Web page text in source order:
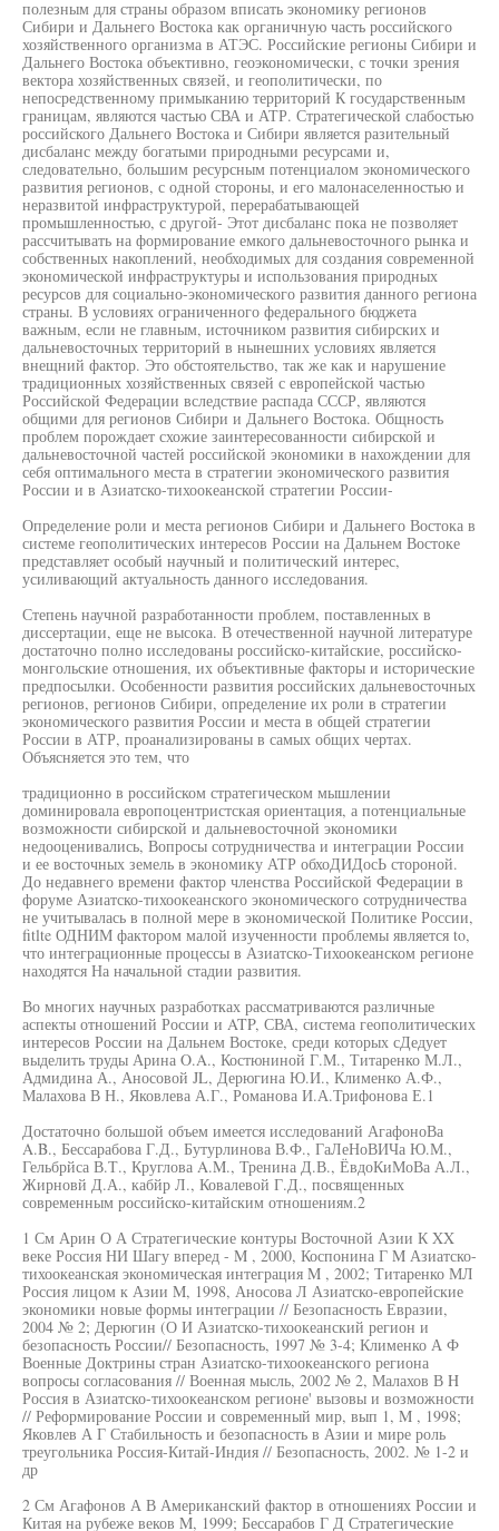
полезным для страны образом вписать экономику регионов
Сибири и Дальнего Востока как органичную часть российского
хозяйственного организма в АТЭС. Российские регионы Сибири и
Дальнего Востока объективно, геоэкономически, с точки зрения
вектора хозяйственных связей, и геополитически, по
непосредственному примыканию территорий К государственным
границам, являются частью СВА и АТР. Стратегической слабостью
российского Дальнего Востока и Сибири является разительный
дисбаланс между богатыми природными ресурсами и,
следовательно, большим ресурсным потенциалом экономического
развития регионов, с одной стороны, и его малонаселенностью и
неразвитой инфраструктурой, перерабатывающей
промышленностью, с другой- Этот дисбаланс пока не позволяет
рассчитывать на формирование емкого дальневосточного рынка и
собственных накоплений, необходимых для создания современной
экономической инфраструктуры и использования природных
ресурсов для социально-экономического развития данного региона
страны. В условиях ограниченного федерального бюджета
важным, если не главным, источником развития сибирских и
дальневосточных территорий в нынешних условиях является
внещний фактор. Это обстоятельство, так же как и нарушение
традиционных хозяйственных связей с европейской частью
Российской Федерации вследствие распада СССР, являются
общими для регионов Сибири и Дальнего Востока. Общность
проблем порождает схожие заинтересованности сибирской и
дальневосточной частей российской экономики в нахождении для
себя оптимального места в стратегии экономического развития
России и в Азиатско-тихоокеанской стратегии России-
Определение роли и места регионов Сибири и Дальнего Востока в
системе геополитических интересов России на Дальнем Востоке
представляет особый научный и политический интерес,
усиливающий актуальность данного исследования.
Степень научной разработанности проблем, поставленных в
диссертации, еще не высока. В отечественной научной литературе
достаточно полно исследованы российско-китайские, российско-
монгольские отношения, их объективные факторы и исторические
предпосылки. Особенности развития российских дальневосточных
регионов, регионов Сибири, определение их роли в стратегии
экономического развития России и места в общей стратегии
России в АТР, проанализированы в самых общих чертах.
Объясняется это тем, что
традиционно в российском стратегическом мышлении
доминировала европоцентристская ориентация, а потенциальные
возможности сибирской и дальневосточной экономики
недооценивались, Вопросы сотрудничества и интеграции России
и ее восточных земель в экономику АТР обхоДИДосЬ стороной.
До недавнего времени фактор членства Российской Федерации в
форуме Азиатско-тихоокеанского экономического сотрудничества
не учитывалась в полной мере в экономической Политике России,
fitlte ОДНИМ фактором малой изученности проблемы является to,
что интеграционные процессы в Азиатско-Тихоокеанском регионе
находятся На начальной стадии развития.
Во многих научных разработках рассматриваются различные
аспекты отношений России и ATP, СВА, система геополитических
интересов России на Дальнем Востоке, среди которых сДедует
выделить труды Арина O.A., Костюниной Г.М., Титаренко М.Л.,
Адмидина А., Аносовой JL, Дерюгина Ю.И., Клименко А.Ф.,
Малахова В Н., Яковлева А.Г., Романова И.А.Трифонова Е.1
Достаточно большой объем имеется исследований АгафоноВа
A.B., Бессарабова Г.Д., Бутурлинова В.Ф., ГаЛеНоВИЧа Ю.М.,
Гельбрйса В.Т., Круглова A.M., Тренина Д.В., ЁвдоКиМоВа А.Л.,
Жирновй Д.А., кабйр Л., Ковалевой Г.Д., посвященных
современным российско-китайским отношениям.2
1 См Арин О А Стратегические контуры Восточной Азии К XX
веке Россия НИ Шагу вперед - M , 2000, Коспонина Г M Азиатско-
тихоокеанская экономическая интеграция M , 2002; Титаренко МЛ
Россия лицом к Азии M, 1998, Аносова Л Азиатско-европейские
экономики новые формы интеграции // Безопасность Евразии,
2004 № 2; Дерюгин (О И Азиатско-тихоокеанский регион и
безопасность России// Безопасность, 1997 № 3-4; Клименко А Ф
Военные Доктрины стран Азиатско-тихоокеанского региона
вопросы согласования // Военная мысль, 2002 № 2, Малахов В H
Россия в Азиатско-тихоокеанском регионе' вызовы и возможности
// Реформирование России и современный мир, вып 1, M , 1998;
Яковлев А Г Стабильность и безопасность в Азии и мире роль
треугольника Россия-Китай-Индия // Безопасность, 2002. № 1-2 и
др
2 См Агафонов А В Американский фактор в отношениях России и
Китая на рубеже веков M, 1999; Бессарабов Г Д Стратегические